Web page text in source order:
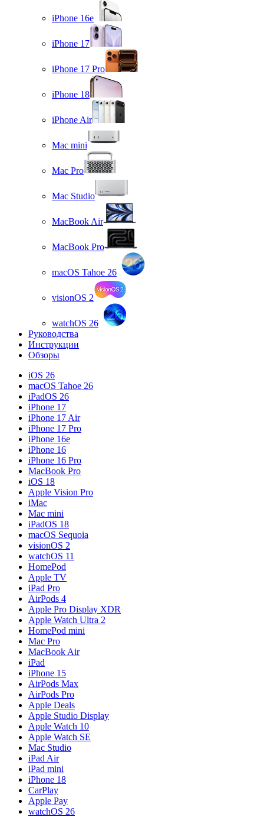
iPhone 16e
iPhone 17
iPhone 17 Pro
iPhone 18
iPhone Air
Mac mini
Mac Pro
Mac Studio
MacBook Air
MacBook Pro
macOS Tahoe 26
visionOS 2
watchOS 26
Руководства
Инструкции
Обзоры
iOS 26
macOS Tahoe 26
iPadOS 26
iPhone 17
iPhone 17 Air
iPhone 17 Pro
iPhone 16e
iPhone 16
iPhone 16 Pro
MacBook Pro
iOS 18
Apple Vision Pro
iMac
Mac mini
iPadOS 18
macOS Sequoia
visionOS 2
watchOS 11
HomePod
Apple TV
iPad Pro
AirPods 4
Apple Pro Display XDR
Apple Watch Ultra 2
HomePod mini
Mac Pro
MacBook Air
iPad
iPhone 15
AirPods Max
AirPods Pro
Apple Deals
Apple Studio Display
Apple Watch 10
Apple Watch SE
Mac Studio
iPad Air
iPad mini
iPhone 18
CarPlay
Apple Pay
watchOS 26